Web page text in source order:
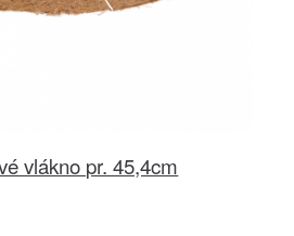
vlákno pr. 45,4cm